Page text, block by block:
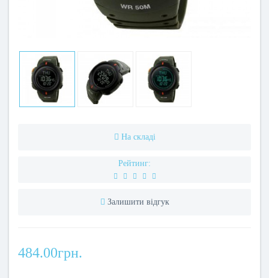
На складі
Рейтинг:
Залишити відгук
484.00грн.